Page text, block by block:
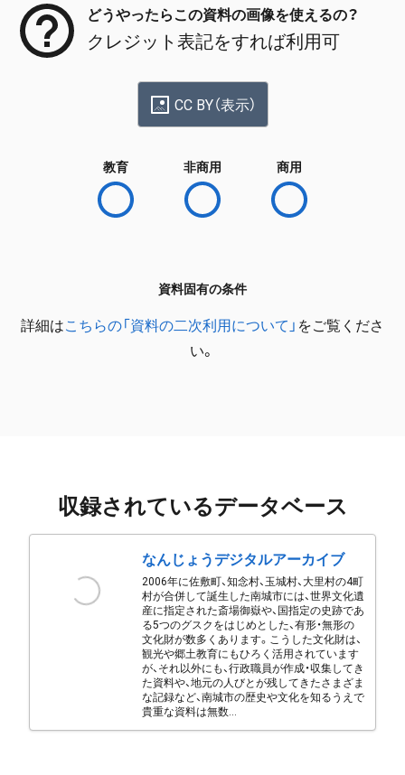
どうやったらこの資料の画像を使えるの？
クレジット表記をすれば利用可
CC BY（表示）
教育 非商用 商用
資料固有の条件
詳細はこちらの「資料の二次利用について」 をご覧くださ
い。
収録されているデータベース
なんじょうデジタルアーカイブ
2006年に佐敷町、知念村、玉城村、大里村の4町
村が合併して誕生した南城市には、世界文化遺
産に指定された斎場御嶽や、国指定の史跡であ
る5つのグスクをはじめとした、有形・無形の
文化財が数多くあります。こうした文化財は、
観光や郷土教育にもひろく活用されています
が、それ以外にも、行政職員が作成・収集してき
た資料や、地元の人びとが残してきたさまざま
な記録など、南城市の歴史や文化を知るうえで
貴重な資料は無数...